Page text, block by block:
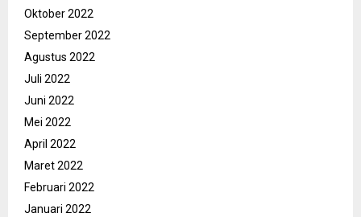
Oktober 2022
September 2022
Agustus 2022
Juli 2022
Juni 2022
Mei 2022
April 2022
Maret 2022
Februari 2022
Januari 2022